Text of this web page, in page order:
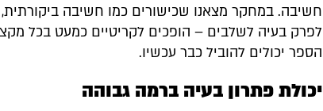
חשיבה. במחקר מצאנו שכישורים כמו חשיבה
לפרק בעיה לשלבים – הופכים לקריטיים כמעט בכל
הספר יכולים להוביל כבר עכשיו.
יכולת פתרון בעיה ברמה גבוהה